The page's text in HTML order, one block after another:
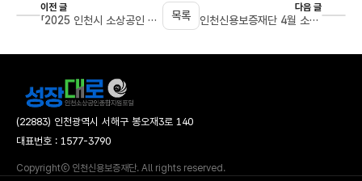
이전 글
「2025 인천시 소상공인 생활백서」 발간 안내 목록
다음 글
인천신용보증재단 4월 소식지
(22883) 인천광역시 서해구 봉오재3로 140
대표번호 : 1577-3790
Copyrightⓒ 인천신용보증재단. All rights reserved.